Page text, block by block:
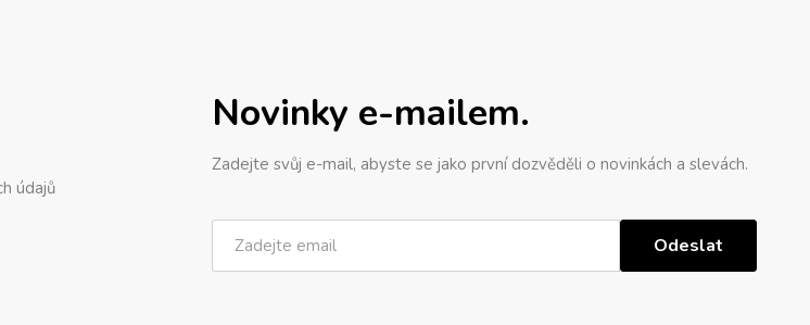
údajů
Novinky e-mailem.
Zadejte svůj e-mail, abyste se jako první dozvěděli o novinkách a slevách.
Odeslat